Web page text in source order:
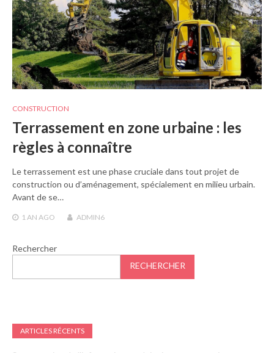
CONSTRUCTION
Terrassement en zone urbaine : les
règles à connaître
Le terrassement est une phase cruciale dans tout projet de
construction ou d’aménagement, spécialement en milieu urbain.
Avant de se…
1 AN AGO ADMIN6
Rechercher
RECHERCHER
ARTICLES RÉCENTS